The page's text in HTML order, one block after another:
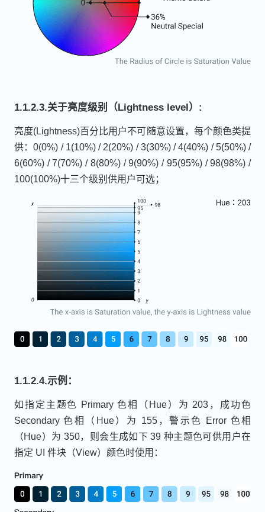
1.1.2.3.关于亮度级别（Lightness level）:
亮度(Lightness)百分比用户不可随意设置，每个颜色类提
供：0(0%) / 1(10%) / 2(20%) / 3(30%) / 4(40%) / 5(50%) /
6(60%) / 7(70%) / 8(80%) / 9(90%) / 95(95%) / 98(98%) /
100(100%)十三个级别供用户可选；
1.1.2.4.示例：
如指定主题色 Primary 色相（Hue）为 203，成功色
Secondary 色相（Hue）为 155，警示色 Error 色相
（Hue）为 350，则会生成如下 39 种主题色可供用户在
指定 UI 件块（View）颜色时使用：